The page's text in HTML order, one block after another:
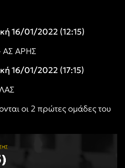
16/01/2022 (12:15)
ΑΣ ΑΡΗΣ
16/01/2022 (17:15)
οι 2 πρώτες ομάδες του